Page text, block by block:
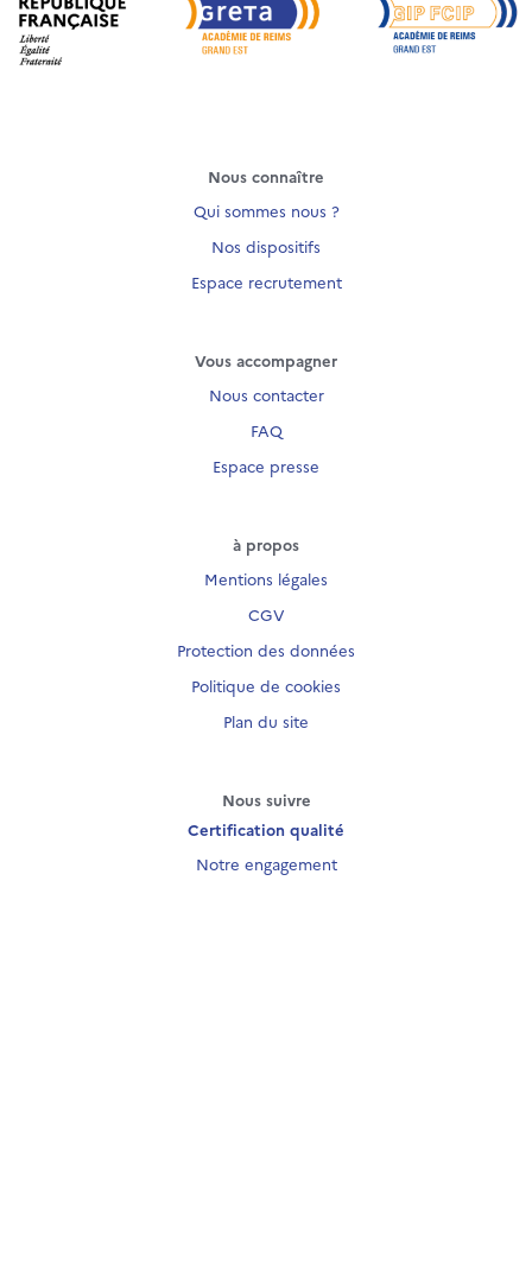
Nous connaître
Qui sommes nous ?
Nos dispositifs
Espace recrutement
Vous accompagner
Nous contacter
FAQ
Espace presse
à propos
Mentions légales
CGV
Protection des données
Politique de cookies
Plan du site
Nous suivre
Certification qualité
Notre engagement